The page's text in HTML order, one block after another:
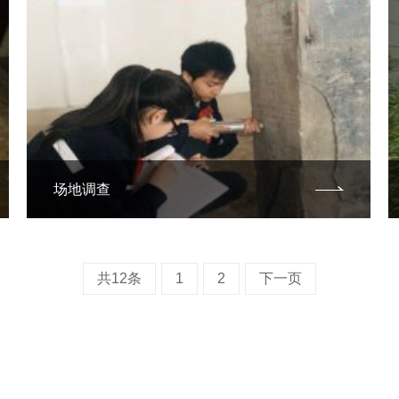
场地调查
共12条 1 2 下一页